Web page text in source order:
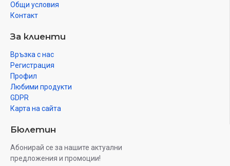
Общи условия
Контакт
За клиенти
Връзка с нас
Регистрация
Профил
Любими продукти
GDPR
Карта на сайта
Бюлетин
Абонирай се за нашите актуални
предложения и промоции!